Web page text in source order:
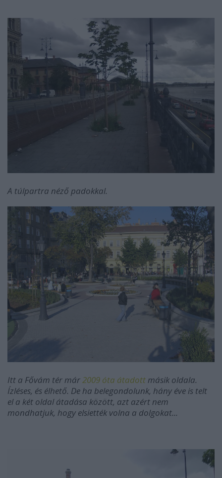
A túlpartra néző padokkal.
Itt a Fővám tér már2009 óta átadott másik oldala.
Ízléses, és élhető. De ha belegondolunk, hány éve is telt
el a két oldal átadása között, azt azért nem
mondhatjuk, hogy elsiették volna a dolgokat...